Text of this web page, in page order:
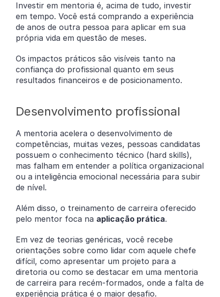
Investir em mentoria é, acima de tudo, investir
em tempo. Você está comprando a experiência
de anos de outra pessoa para aplicar em sua
própria vida em questão de meses.
Os impactos práticos são visíveis tanto na
confiança do profissional quanto em seus
resultados financeiros e de posicionamento.
Desenvolvimento profissional
A mentoria acelera o desenvolvimento de
competências, muitas vezes, pessoas candidatas
possuem o conhecimento técnico (hard skills),
mas falham em entender a política organizacional
ou a inteligência emocional necessária para subir
de nível.
Além disso, o treinamento de carreira oferecido
pelo mentor foca na aplicação prática.
Em vez de teorias genéricas, você recebe
orientações sobre como lidar com aquele chefe
difícil, como apresentar um projeto para a
diretoria ou como se destacar em uma mentoria
de carreira para recém-formados, onde a falta de
experiência prática é o maior desafio.